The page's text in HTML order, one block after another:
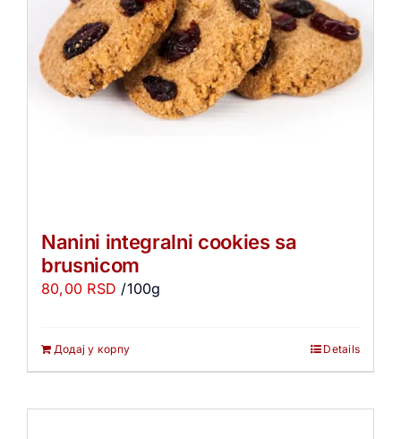
Nanini integralni cookies sa
brusnicom
80,00 RSD /100g
Додај у корпу Details